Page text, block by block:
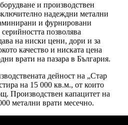
и производствен
надеждни метални
и фурнировани
позволява
на ниски цени, дори и за
качество и ниската цена
врати на пазара в България.
дейност на „Стар
на 15 000 кв.м., от които
Производствен капацитет на
метални врати месечно.